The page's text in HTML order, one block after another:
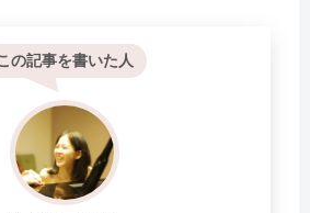
の記事を書いた人